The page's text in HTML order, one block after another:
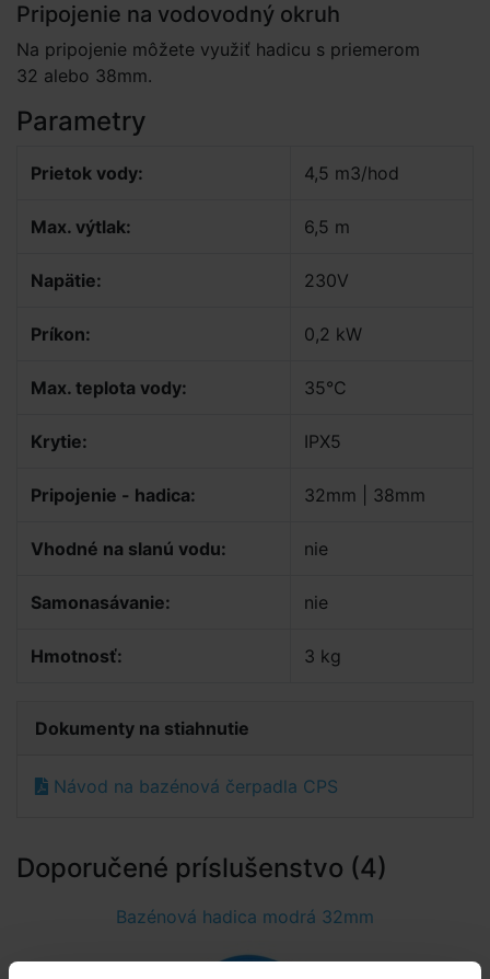
Pripojenie na vodovodný okruh
Na pripojenie môžete využiť hadicu s priemerom
32 alebo 38mm.
Parametry
Prietok vody: 4,5 m3/hod
Max. výtlak: 6,5 m
Napätie: 230V
Príkon: 0,2 kW
Max. teplota vody: 35°C
Krytie: IPX5
Pripojenie - hadica: 32mm | 38mm
Vhodné na slanú vodu: nie
Samonasávanie: nie
Hmotnosť: 3 kg
Dokumenty na stiahnutie
Návod na bazénová čerpadla CPS
Doporučené príslušenstvo (4)
Bazénová hadica modrá 32mm